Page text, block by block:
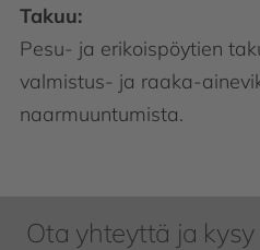
Takuu:
Pesu- ja erikoispöytien
valmistus- ja raaka-
naarmuuntumista.
Ota yhteyttä ja kysy